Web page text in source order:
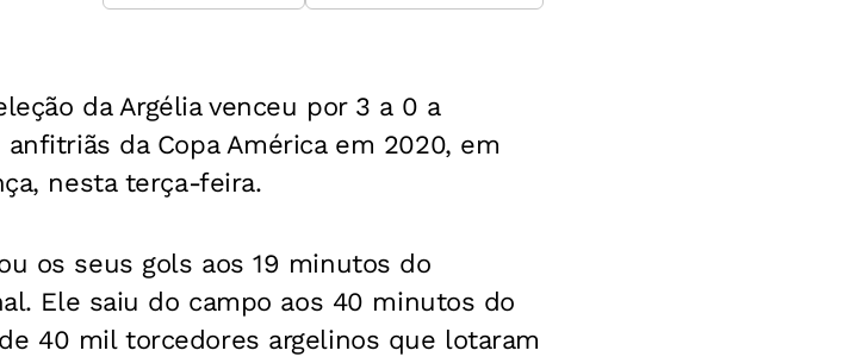
da Argélia venceu por 3 a 0 a
da Copa América em 2020, em
nesta terça-feira.
os seus gols aos 19 minutos do
Ele saiu do campo aos 40 minutos do
40 mil torcedores argelinos que lotaram